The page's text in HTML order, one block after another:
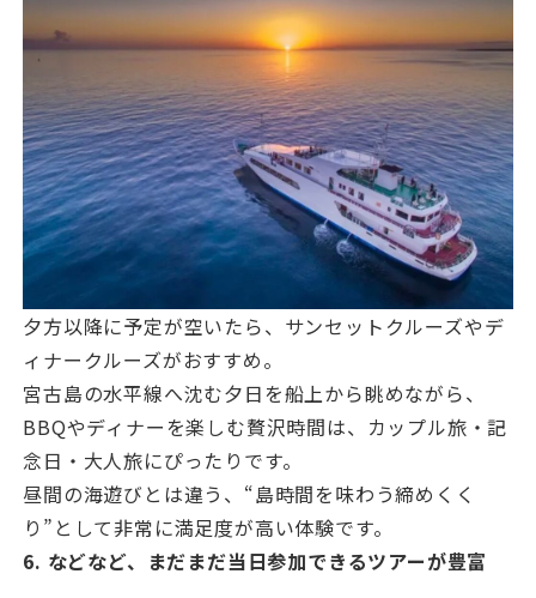
夕方以降に予定が空いたら、サンセットクルーズやデ
ィナークルーズがおすすめ。
宮古島の水平線へ沈む夕日を船上から眺めながら、
BBQやディナーを楽しむ贅沢時間は、カップル旅・記
念日・大人旅にぴったりです。
昼間の海遊びとは違う、“島時間を味わう締めくく
り”として非常に満足度が高い体験です。
6. などなど、まだまだ当日参加できるツアーが豊富